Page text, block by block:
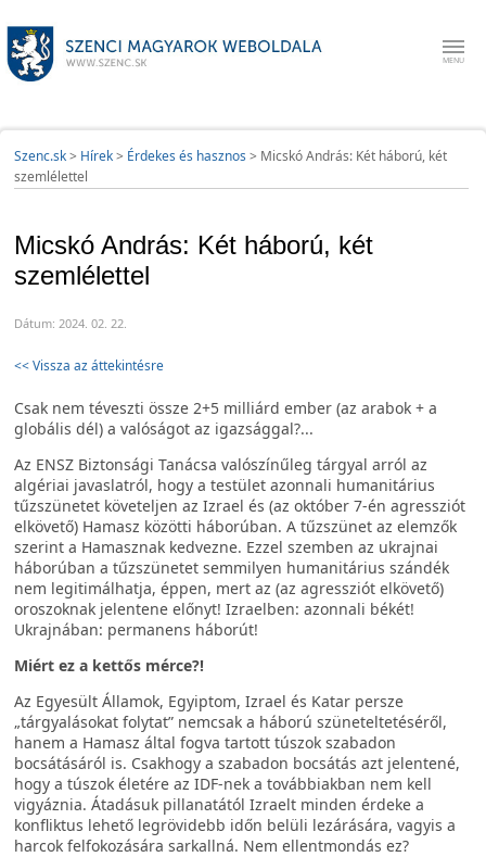
Szenc.sk> Hírek> Érdekes és hasznos > Micskó András: Két háború, két
szemlélettel
Micskó András: Két háború, két
szemlélettel
Dátum: 2024. 02. 22.
<< Vissza az áttekintésre
Csak nem téveszti össze 2+5 milliárd ember (az arabok + a
globális dél) a valóságot az igazsággal?...
Az ENSZ Biztonsági Tanácsa valószínűleg tárgyal arról az
algériai javaslatról, hogy a testület azonnali humanitárius
tűzszünetet követeljen az Izrael és (az október 7-én agressziót
elkövető) Hamasz közötti háborúban. A tűzszünet az elemzők
szerint a Hamasznak kedvezne. Ezzel szemben az ukrajnai
háborúban a tűzszünetet semmilyen humanitárius szándék
nem legitimálhatja, éppen, mert az (az agressziót elkövető)
oroszoknak jelentene előnyt! Izraelben: azonnali békét!
Ukrajnában: permanens háborút!
Miért ez a kettős mérce?!
Az Egyesült Államok, Egyiptom, Izrael és Katar persze
„tárgyalásokat folytat” nemcsak a háború szüneteltetéséről,
hanem a Hamasz által fogva tartott túszok szabadon
bocsátásáról is. Csakhogy a szabadon bocsátás azt jelentené,
hogy a túszok életére az IDF-nek a továbbiakban nem kell
vigyáznia. Átadásuk pillanatától Izraelt minden érdeke a
konfliktus lehető legrövidebb időn belüli lezárására, vagyis a
harcok felfokozására sarkallná. Nem ellentmondás ez?